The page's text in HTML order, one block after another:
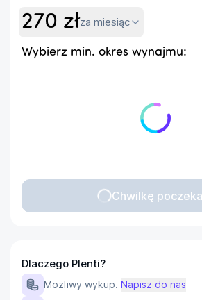
270 złza miesiąc
Wybierz min. okres wynajmu:
Chwilkę
Dlaczego Plenti?
Możliwy wykup. Napisz do nas